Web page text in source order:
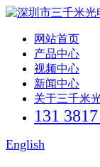
网站首页
产品中心
视频中心
新闻中心
关于三千米
131
English